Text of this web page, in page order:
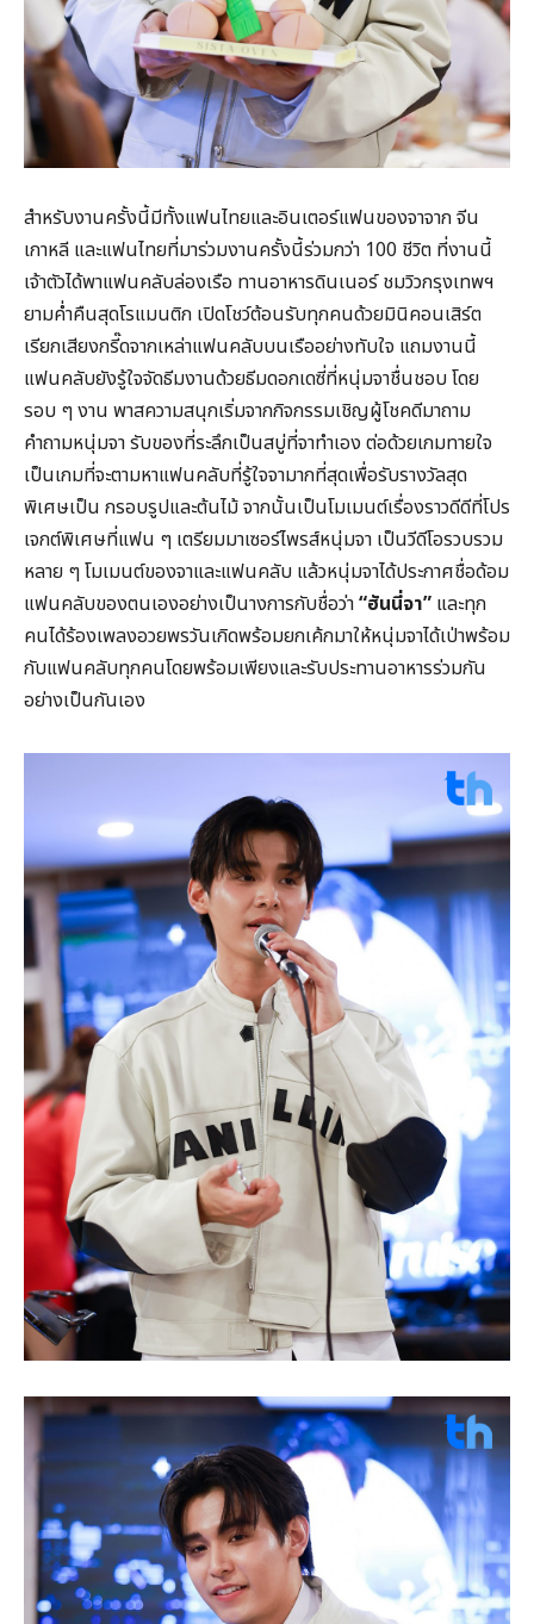
สำหรับงานครั้งนี้มีทั้งแฟนไทยและอินเตอร์แฟนของจาจาก จีน
เกาหลี และแฟนไทยที่มาร่วมงานครั้งนี้ร่วมกว่า 100 ชีวิต ที่งานนี้
เจ้าตัวได้พาแฟนคลับล่องเรือ ทานอาหารดินเนอร์ ชมวิวกรุงเทพฯ
ยามค่ำคืนสุดโรแมนติก เปิดโชว์ต้อนรับทุกคนด้วยมินิคอนเสิร์ต
เรียกเสียงกรี๊ดจากเหล่าแฟนคลับบนเรืออย่างทับใจ แถมงานนี้
แฟนคลับยังรู้ใจจัดธีมงานด้วยธีมดอกเดซี่ที่หนุ่มจาชื่นชอบ โดย
รอบ ๆ งาน พาสความสนุกเริ่มจากกิจกรรมเชิญผู้โชคดีมาถาม
คำถามหนุ่มจา รับของที่ระลึกเป็นสบู่ที่จาทำเอง ต่อด้วยเกมทายใจ
เป็นเกมที่จะตามหาแฟนคลับที่รู้ใจจามากที่สุดเพื่อรับรางวัลสุด
พิเศษเป็น กรอบรูปและต้นไม้ จากนั้นเป็นโมเมนต์เรื่องราวดีดีที่โปร
เจกต์พิเศษที่แฟน ๆ เตรียมมาเซอร์ไพรส์หนุ่มจา เป็นวีดีโอรวบรวม
หลาย ๆ โมเมนต์ของจาและแฟนคลับ แล้วหนุ่มจาได้ประกาศชื่อด้อม
แฟนคลับของตนเองอย่างเป็นางการกับชื่อว่า“ฮันนี่จา” และทุก
คนได้ร้องเพลงอวยพรวันเกิดพร้อมยกเค้กมาให้หนุ่มจาได้เป่าพร้อม
กับแฟนคลับทุกคนโดยพร้อมเพียงและรับประทานอาหารร่วมกัน
อย่างเป็นกันเอง